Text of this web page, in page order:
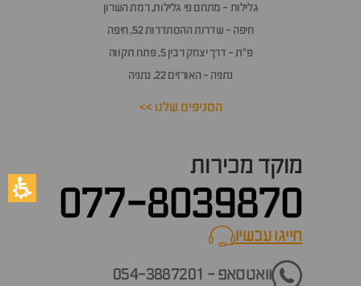
גלילות - מתחם פי גלילות, רמת השרון
חיפה - שדרות ההסתדרות 52, חיפה
פ״ת - דרך יצחק רבין 5, פתח תקווה
נתניה - האורזים 22, נתניה
הסניפים שלנו >>
מוקד מכירות
077-8039870
חייגו עכשיוcall now
וואטסאפ - 054-3887201